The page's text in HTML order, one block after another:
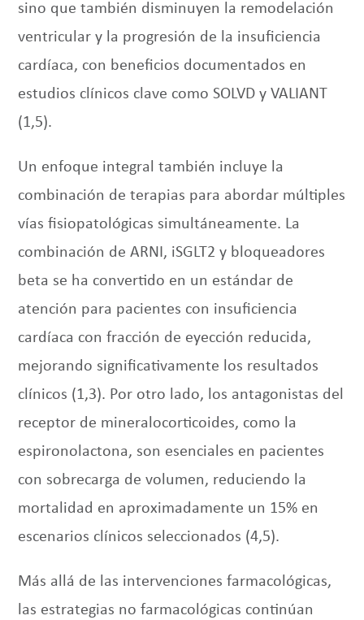
sino que también disminuyen la remodelación
ventricular y la progresión de la insuficiencia
cardíaca, con beneficios documentados en
estudios clínicos clave como SOLVD y VALIANT
(1,5).
Un enfoque integral también incluye la
combinación de terapias para abordar múltiples
vías fisiopatológicas simultáneamente. La
combinación de ARNI, iSGLT2 y bloqueadores
beta se ha convertido en un estándar de
atención para pacientes con insuficiencia
cardíaca con fracción de eyección reducida,
mejorando significativamente los resultados
clínicos (1,3). Por otro lado, los antagonistas del
receptor de mineralocorticoides, como la
espironolactona, son esenciales en pacientes
con sobrecarga de volumen, reduciendo la
mortalidad en aproximadamente un 15% en
escenarios clínicos seleccionados (4,5).
Más allá de las intervenciones farmacológicas,
las estrategias no farmacológicas continúan